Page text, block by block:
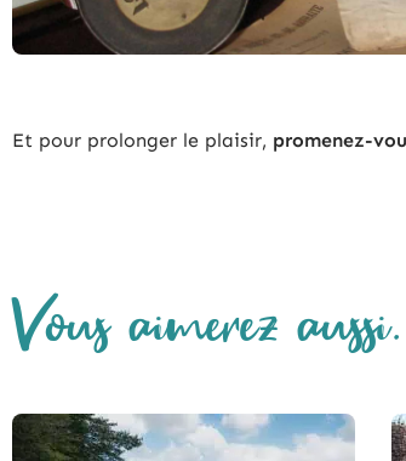
Et pour prolonger le plaisir, promenez-
Vous aimerez